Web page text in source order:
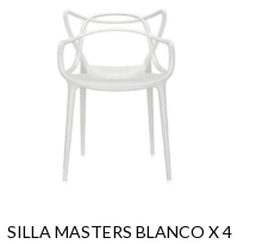
SILLA MASTERS BLANCO X 4